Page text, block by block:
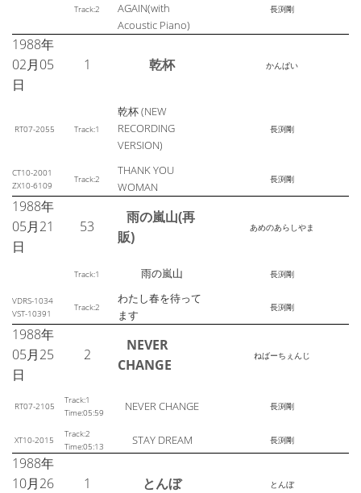
Track:2
AGAIN(with
Acoustic Piano)
長渕剛
1988年
02月05
日
1 乾杯 かんぱい
RT07-2055 Track:1
乾杯 (NEW
RECORDING
VERSION)
長渕剛
CT10-2001
ZX10-6109
Track:2
THANK YOU
WOMAN
長渕剛
1988年
05月21
日
53
雨の嵐山(再
販)
あめのあらしやま
Track:1 雨の嵐山 長渕剛
VDRS-1034
VST-10391
Track:2
わたし春を待って
ます
長渕剛
1988年
05月25
日
2
NEVER
CHANGE
ねばーちぇんじ
RT07-2105
Track:1
Time:05:59
NEVER CHANGE 長渕剛
XT10-2015
Track:2
Time:05:13
STAY DREAM 長渕剛
1988年
10月26
1 とんぼ とんぼ